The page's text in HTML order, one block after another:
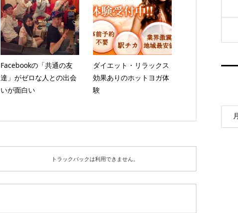
Facebookの「共通の友
達」がゼロな人との出会
いが面白い
ダイエット・リラックス
効果ありのホットヨガ体
験
トラックバックは利用できません。